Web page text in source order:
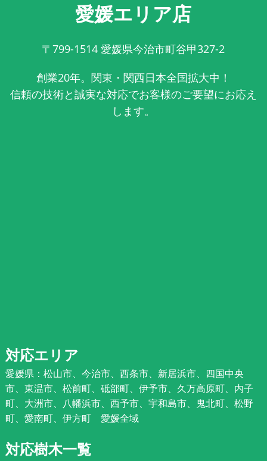
愛媛エリア店
〒799-1514 愛媛県今治市町谷甲327-2
創業20年。関東・関西日本全国拡大中！
信頼の技術と誠実な対応でお客様のご要望にお応え
します。
対応エリア
愛媛県：松山市、今治市、西条市、新居浜市、四国中央
市、東温市、松前町、砥部町、伊予市、久万高原町、内子
町、大洲市、八幡浜市、西予市、宇和島市、鬼北町、松野
町、愛南町、伊方町 愛媛全域
対応樹木一覧